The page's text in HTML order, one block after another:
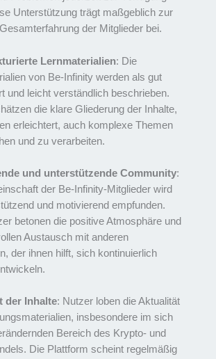
Unterstützung trägt maßgeblich zur
der Mitglieder bei.
Lernmaterialien: Die
von Be-Infinity werden als gut
und leicht verständlich beschrieben.
die klare Gliederung der Inhalte,
erleichtert, auch komplexe Themen
und zu verarbeiten.
und unterstützende Community:
der Be-Infinity-Mitglieder wird
und motivierend empfunden.
betonen die positive Atmosphäre und
Austausch mit anderen
der ihnen hilft, sich kontinuierlich
der Inhalte: Nutzer loben die Aktualität
insbesondere im sich
Bereich des Krypto- und
Die Plattform scheint regelmäßig